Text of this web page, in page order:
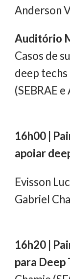
Anderson
Auditório
Casos de
deep techs
(SEBRAE
16h00 |
apoiar
Evisson
Gabriel
16h20 |
para Deep